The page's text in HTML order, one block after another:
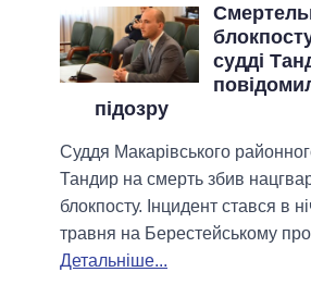
судді
підозру
Суддя Макарівського
Тандир на смерть збив
блокпосту. Інцидент стався в
травня на Берестейському
Детальніше...